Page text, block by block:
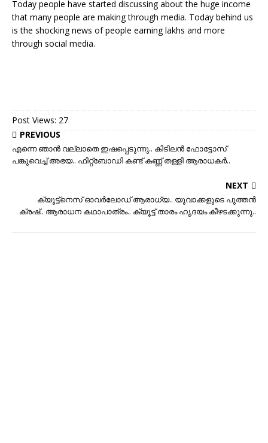
Today people have started discussing about the huge income
that many people are making through media. Today behind us
is the shocking news of people earning lakhs and more
through social media.
Post Views: 27
PREVIOUS
എന്നെ ഞാന്‍ വല്ലാതെ ഇഷപ്പെടുന്നു.. കിടിലന്‍ ഫോട്ടോസ്
പങ്കുവെച്ച് അഭയ.. ഫിറ്റ്‌ബോഡി കണ്ട് കണ്ണ് തള്ളി ആരാധകര്‍..
NEXT
ക്യൂട്ട്നെസ് ഓവര്‍ലോഡ് ആരാധ്യ.. യുവാക്കളുടെ പുത്തന്‍
ക്രഷ്.. ആരാധന കഥാപാത്രം.. ക്യൂട്ട് താരം ഹൃദയം കീഴടക്കുന്നു..